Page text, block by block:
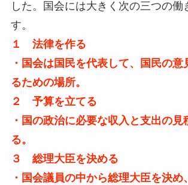
した。国会には大きく次の三つの働
す。
１ 法律を作る
・国会は国民を代表して、国民の意
るための場所。
２ 予算を立てる
・国の政治に必要な収入と支出の見
る。
３ 総理大臣を決める
・国会議員の中から総理大臣を決め